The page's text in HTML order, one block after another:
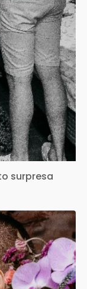
surpresa